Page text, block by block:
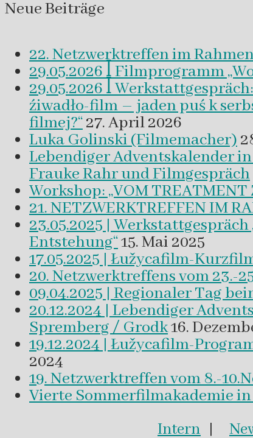
Neue Beiträge
22. Netzwerktreffen im
29.05.2026 ꟾ Filmprogramm
29.05.2026 ꟾ
źiwadło-film – jaden puś k
filmej?“27. April 2026
Luka Golinski (Filmemacher)
Lebendiger Adventskalender
Frauke Rahr und Filmgespräch
Workshop: „VOM TREATMENT
21. NETZWERKTREFFEN IM
23.05.2025 |
Entstehung“15. Mai 2025
17.05.2025 | Łužycafilm-
20. Netzwerktreffens vom 23.-
09.04.2025 | Regionaler Tag
20.12.2024 | Lebendiger
Spremberg / Grodk16.
19.12.2024 | Łužycafilm-
2024
19. Netzwerktreffen vom 8.-
Vierte Sommerfilmakademie
Intern |